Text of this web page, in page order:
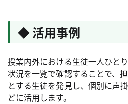
◆ 活用事例
授業内外における生徒一人ひと
状況を一覧で確認することで、
とする生徒を発見し、個別に声
どに活用します。